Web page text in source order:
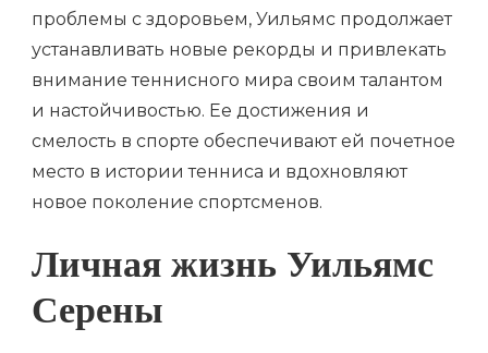
проблемы с здоровьем, Уильямс продолжает
устанавливать новые рекорды и привлекать
внимание теннисного мира своим талантом
и настойчивостью. Ее достижения и
смелость в спорте обеспечивают ей почетное
место в истории тенниса и вдохновляют
новое поколение спортсменов.
Личная жизнь Уильямс
Серены